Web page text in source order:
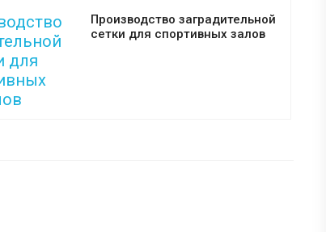
Производство заградительной
сетки для спортивных залов